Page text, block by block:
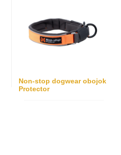
Non-stop dogwear obojok
Protector